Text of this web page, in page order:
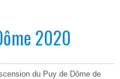
2020
du Puy de Dôme de